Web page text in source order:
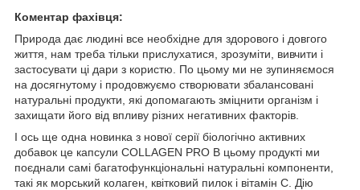
Коментар фахівця:
Природа дає людині все необхідне для здорового і довгого
життя, нам треба тільки прислухатися, зрозуміти, вивчити і
застосувати ці дари з користю. По цьому ми не зупиняємося
на досягнутому і продовжуємо створювати збалансовані
натуральні продукти, які допомагають зміцнити організм і
захищати його від впливу різних негативних факторів.
І ось ще одна новинка з нової серії біологічно активних
добавок це капсули COLLAGEN PRO В цьому продукті ми
поєднали самі багатофункціональні натуральні компоненти,
такі як морський колаген, квітковий пилок і вітамін С. Дію